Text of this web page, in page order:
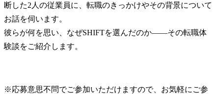
断した2人の従業員に、転職のきっかけやその背景について
お話を伺います。
彼らが何を思い、なぜSHIFTを選んだのか――その転職体
験談をご紹介します。
※応募意思不問でご参加いただけますので、お気軽にご参